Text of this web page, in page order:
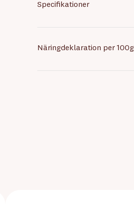
Specifikationer
Näringdeklaration per 100g